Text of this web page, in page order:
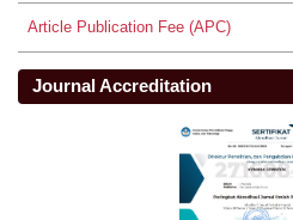
Article Publication Fee (APC)
Journal Accreditation